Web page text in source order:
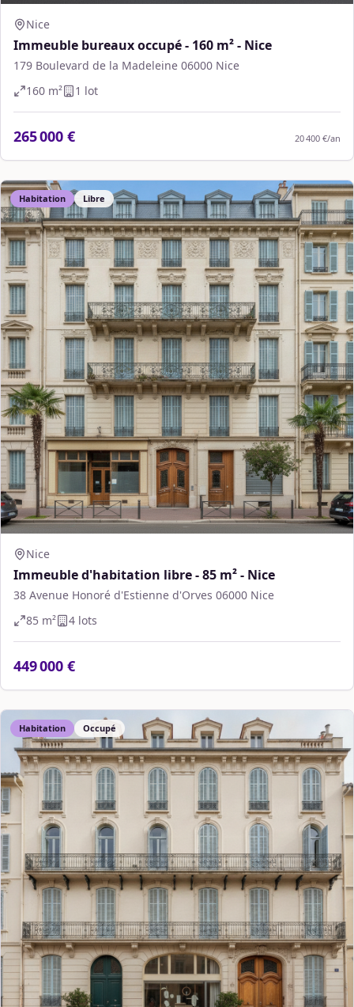
Nice
Immeuble bureaux occupé - 160 m² - Nice
179 Boulevard de la Madeleine 06000 Nice
160 m² 1 lot
265 000 € 20 400 €/an
Habitation Libre
Nice
Immeuble d'habitation libre - 85 m² - Nice
38 Avenue Honoré d'Estienne d'Orves 06000 Nice
85 m² 4 lots
449 000 €
Habitation Occupé